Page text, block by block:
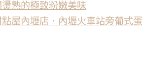
熟的極致粉嫩美味
屋內壢店．內壢火車站旁葡式